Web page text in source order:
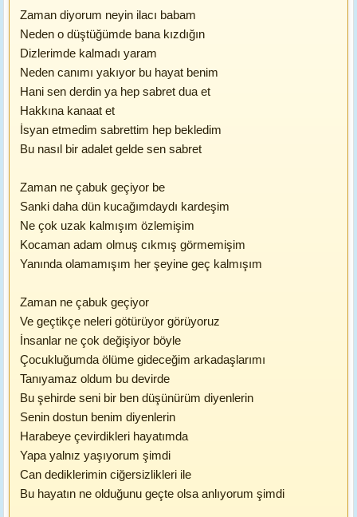
Zaman diyorum neyin ilacı babam
Neden o düştüğümde bana kızdığın
Dizlerimde kalmadı yaram
Neden canımı yakıyor bu hayat benim
Hani sen derdin ya hep sabret dua et
Hakkına kanaat et
İsyan etmedim sabrettim hep bekledim
Bu nasıl bir adalet gelde sen sabret
Zaman ne çabuk geçiyor be
Sanki daha dün kucağımdaydı kardeşim
Ne çok uzak kalmışım özlemişim
Kocaman adam olmuş cıkmış görmemişim
Yanında olamamışım her şeyine geç kalmışım
Zaman ne çabuk geçiyor
Ve geçtikçe neleri götürüyor görüyoruz
İnsanlar ne çok değişiyor böyle
Çocukluğumda ölüme gideceğim arkadaşlarımı
Tanıyamaz oldum bu devirde
Bu şehirde seni bir ben düşünürüm diyenlerin
Senin dostun benim diyenlerin
Harabeye çevirdikleri hayatımda
Yapa yalnız yaşıyorum şimdi
Can dediklerimin ciğersizlikleri ile
Bu hayatın ne olduğunu geçte olsa anlıyorum şimdi